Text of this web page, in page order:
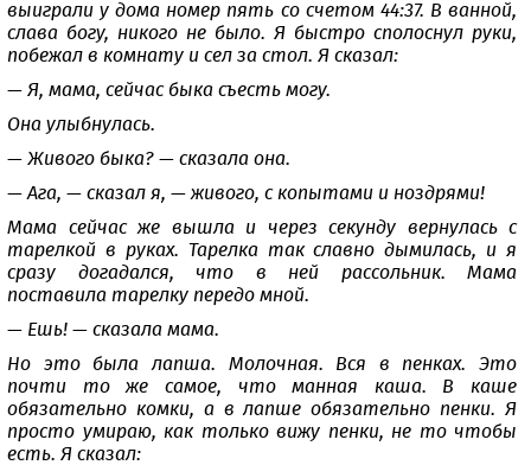
выиграли у дома номер пять со счетом 44:37. В ванной,
слава богу, никого не было. Я быстро сполоснул руки,
побежал в комнату и сел за стол. Я сказал:
— Я, мама, сейчас быка съесть могу.
Она улыбнулась.
— Живого быка? — сказала она.
— Ага, — сказал я, — живого, с копытами и ноздрями!
Мама сейчас же вышла и через секунду вернулась с
тарелкой в руках. Тарелка так славно дымилась, и я
сразу догадался, что в ней рассольник. Мама
поставила тарелку передо мной.
— Ешь! — сказала мама.
Но это была лапша. Молочная. Вся в пенках. Это
почти то же самое, что манная каша. В каше
обязательно комки, а в лапше обязательно пенки. Я
просто умираю, как только вижу пенки, не то чтобы
есть. Я сказал: